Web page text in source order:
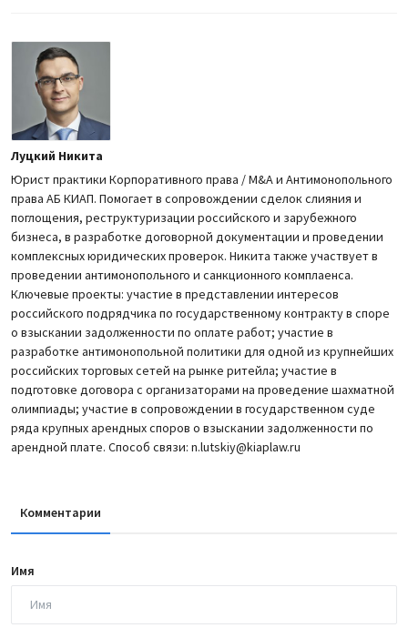
Луцкий Никита
Юрист практики Корпоративного права / M&A и Антимонопольного
права АБ КИАП. Помогает в сопровождении сделок слияния и
поглощения, реструктуризации российского и зарубежного
бизнеса, в разработке договорной документации и проведении
комплексных юридических проверок. Никита также участвует в
проведении антимонопольного и санкционного комплаенса.
Ключевые проекты: участие в представлении интересов
российского подрядчика по государственному контракту в споре
о взыскании задолженности по оплате работ; участие в
разработке антимонопольной политики для одной из крупнейших
российских торговых сетей на рынке ритейла; участие в
подготовке договора с организаторами на проведение шахматной
олимпиады; участие в сопровождении в государственном суде
ряда крупных арендных споров о взыскании задолженности по
арендной плате. Способ связи: n.lutskiy@kiaplaw.ru
Комментарии
Имя